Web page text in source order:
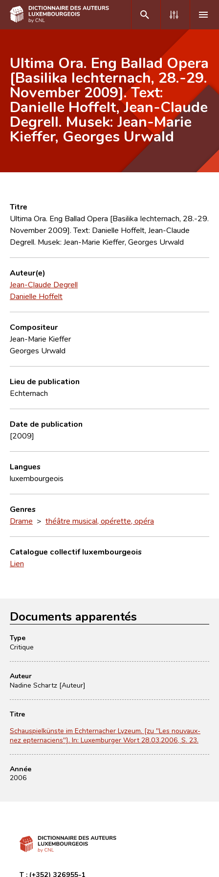
DE FR
Accueil
Auteur(e)s A-Z
Recherche avancée
CNL
Contact
Ultima Ora. Eng Ballad Opera
[Basilika Iechternach, 28.-29.
November 2009]. Text:
Danielle Hoffelt, Jean-Claude
Degrell. Musek: Jean-Marie
Kieffer, Georges Urwald
Titre
Ultima Ora. Eng Ballad Opera [Basilika Iechternach, 28.-29.
November 2009]. Text: Danielle Hoffelt, Jean-Claude
Degrell. Musek: Jean-Marie Kieffer, Georges Urwald
Auteur(e)
Jean-Claude Degrell
Danielle Hoffelt
Compositeur
Jean-Marie Kieffer
Georges Urwald
Lieu de publication
Echternach
Date de publication
[2009]
Langues
luxembourgeois
Genres
Drame > théâtre musical, opérette, opéra
Catalogue collectif luxembourgeois
Lien
Documents apparentés
Type
Critique
Auteur
Nadine Schartz [Auteur]
Titre
Schauspielkünste im Echternacher Lyzeum. [zu "Les nouvaux-
nez epternaciens"]. In: Luxemburger Wort 28.03.2006, S. 23.
Année
2006
T : (+352) 326955-1